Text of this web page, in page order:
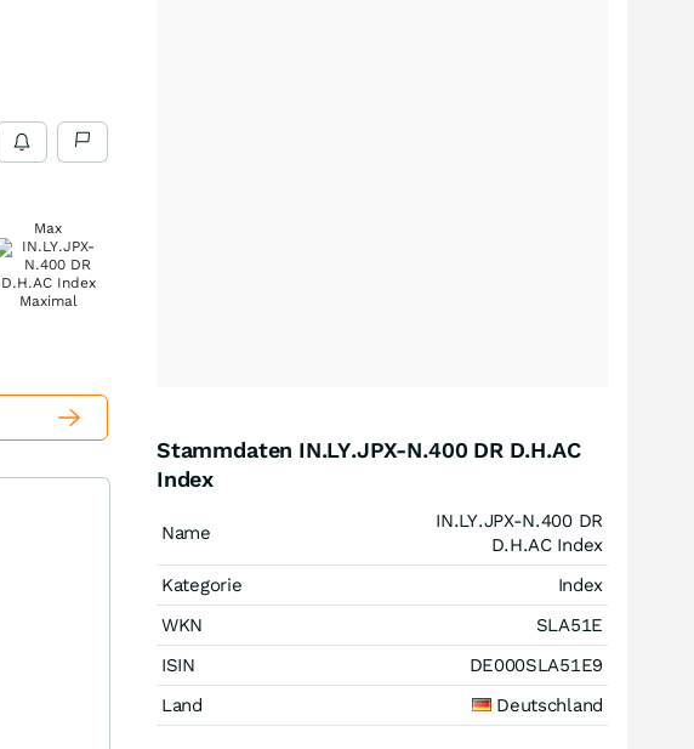
Max
Stammdaten IN.LY.JPX-N.400 DR D.H.AC
Index
Name
IN.LY.JPX-N.400 DR
D.H.AC Index
Kategorie
Index
WKN
SLA51E
ISIN
DE000SLA51E9
Land
Deutschland